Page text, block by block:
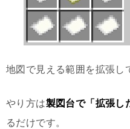
地図で見える範囲を拡張し
やり方は製図台で「拡張し
るだけです。